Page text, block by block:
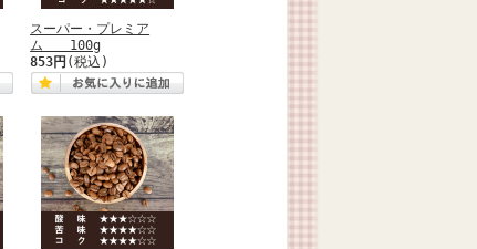
スーパー・プレミア
ム 100g
853円 (税込)